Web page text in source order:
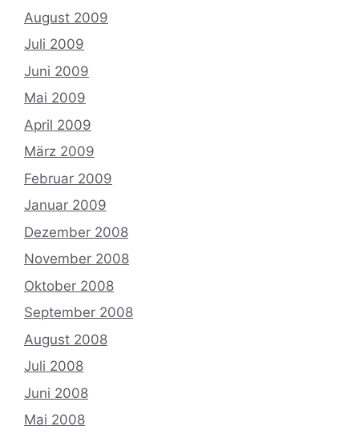
August 2009
Juli 2009
Juni 2009
Mai 2009
April 2009
März 2009
Februar 2009
Januar 2009
Dezember 2008
November 2008
Oktober 2008
September 2008
August 2008
Juli 2008
Juni 2008
Mai 2008